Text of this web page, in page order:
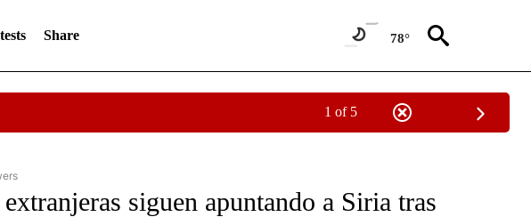
Share 78°
1 of 5
- CNN" TO RECEIVE NOTIFICATIONS ABOUT NEW PAGES ON "NOTICIAS - CNN".
siguen apuntando a Siria tras